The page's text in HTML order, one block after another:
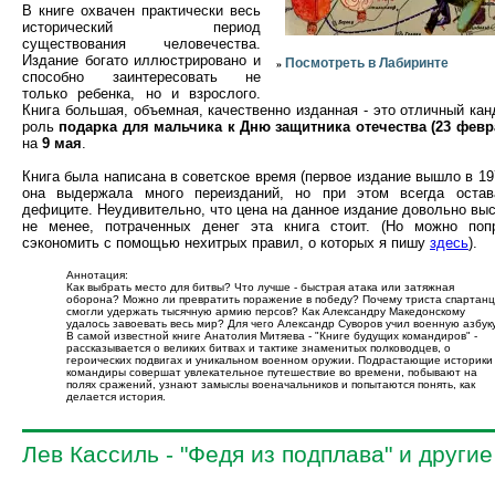
» Посмотреть в Лабиринте
В книге охвачен практически весь
исторический период
существования человечества.
Издание богато иллюстрировано и
способно заинтересовать не
только ребенка, но и взрослого.
Книга большая, объемная, качественно изданная - это отличный
рольподарка для мальчика к Дню защитника отечества (23
на 9 мая
Книга была написана в советское время (первое издание вышло в
она выдержала много переизданий, но при этом всегда
дефиците. Неудивительно, что цена на данное издание довольно
не менее, потраченных денег эта книга стоит. (Но можно
сэкономить с помощью нехитрых правил, о которых я пишу здесь).
Аннотация:
Как выбрать место для битвы? Что лучше - быстрая атака или затяжная
оборона? Можно ли превратить поражение в победу? Почему триста
смогли удержать тысячную армию персов? Как Александру Македонскому
удалось завоевать весь мир? Для чего Александр Суворов учил военную
В самой известной книге Анатолия Митяева - "Книге будущих командиров" -
рассказывается о великих битвах и тактике знаменитых полководцев, о
героических подвигах и уникальном военном оружии. Подрастающие историки
командиры совершат увлекательное путешествие во времени, побывают на
полях сражений, узнают замыслы военачальников и попытаются понять, как
делается история.
Лев Кассиль - "Федя из подплава" и